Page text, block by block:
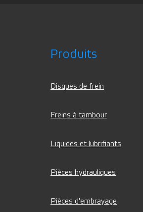
Produits
Disques de frein
Freins à tambour
Liquides et lubrifiants
Pièces hydrauliques
Pièces d'embrayage